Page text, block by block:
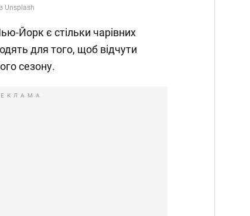
Unsplash
Йорк є стільки чарівних
для того, щоб відчути
сезону.